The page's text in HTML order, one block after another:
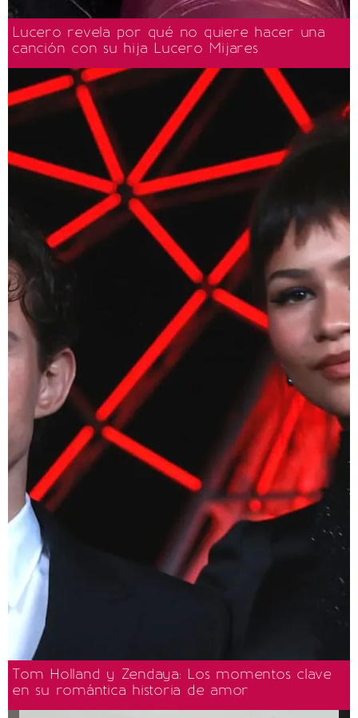
Lucero revela por qué no quiere hacer una
canción con su hija Lucero Mijares
Tom Holland y Zendaya: Los momentos clave
en su romántica historia de amor